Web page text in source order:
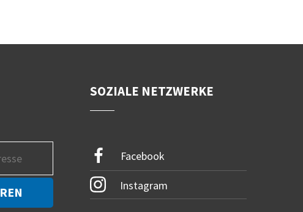
SOZIALE NETZWERKE
Facebook
Instagram